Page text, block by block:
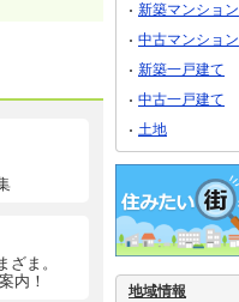
ま。
内！
新築マンション
中古マンション
新築一戸建て
中古一戸建て
土地
地域情報